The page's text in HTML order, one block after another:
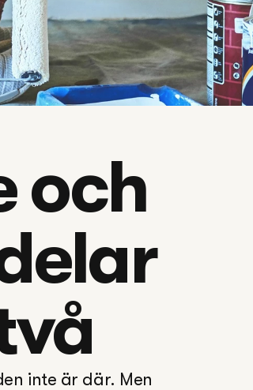
och
inte är där. Men